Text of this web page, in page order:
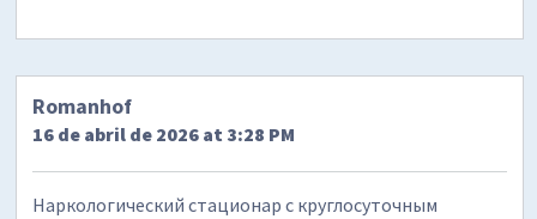
Romanhof
16 de abril de 2026 at 3:28 PM
Наркологический стационар с круглосуточным